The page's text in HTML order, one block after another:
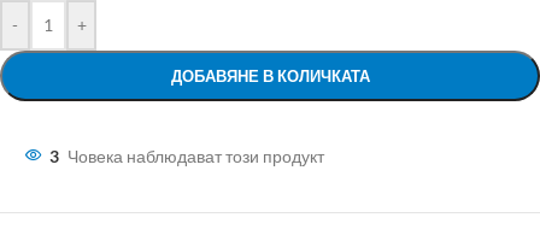
- +
ДОБАВЯНЕ В КОЛИЧКАТА
3 Човека наблюдават този продукт